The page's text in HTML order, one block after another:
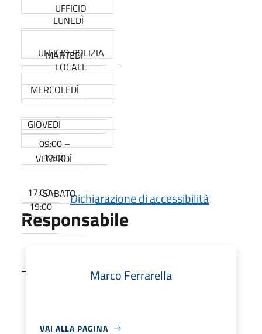
UFFICIO
LUNEDÌ
MARTEDÌ
MERCOLEDÌ
GIOVEDÌ
VENERDÌ
SABATO
UFFICIO POLIZIA
LOCALE
09:00 –
12:00
17:00-
19:00
Dichiarazione di accessibilità
Responsabile
Marco Ferrarella
VAI ALLA PAGINA